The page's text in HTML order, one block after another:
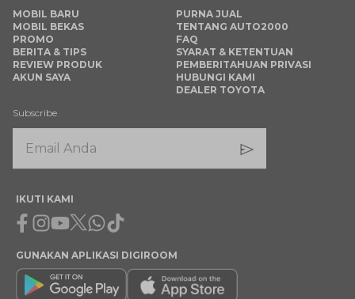
MOBIL BARU
MOBIL BEKAS
PROMO
BERITA & TIPS
REVIEW PRODUK
AKUN SAYA
PURNA JUAL
TENTANG AUTO2000
FAQ
SYARAT & KETENTUAN
PEMBERITAHUAN PRIVASI
HUBUNGI KAMI
DEALER TOYOTA
Subscribe
IKUTI KAMI
Facebook
Instagram
Youtube
X Whatsapp
Tiktok
GUNAKAN APLIKASI DIGIROOM